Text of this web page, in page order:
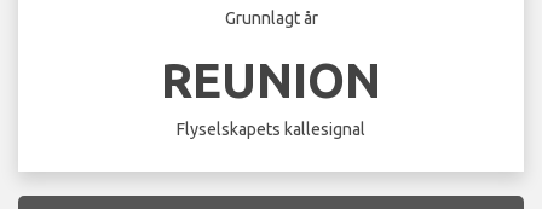
Grunnlagt år
REUNION
Flyselskapets kallesignal